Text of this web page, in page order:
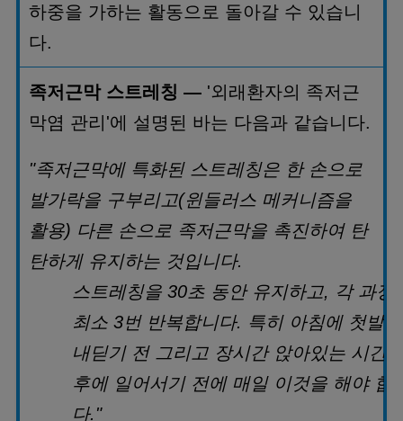
하중을 가하는 활동으로 돌아갈 수 있습니
다.
족저근막 스트레칭 —'외래환자의 족저근
막염 관리 '에 설명된 바는 다음과 같습니다.
"족저근막에 특화된 스트레칭은 한 손으로
발가락을 구부리고(윈들러스 메커니즘을
활용) 다른 손으로 족저근막을 촉진하여 탄
탄하게 유지하는 것입니다.
스트레칭을30초 동안 유지하고, 각 과정
최소3번 반복합니다. 특히 아침에 첫발을
내딛기 전 그리고 장시간 앉아있는 시간
후에 일어서기 전에 매일 이것을 해야 합
다."